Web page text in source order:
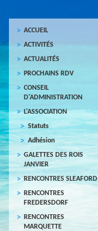
ACCUEIL
ACTIVITÉS
ACTUALITÉS
PROCHAINS RDV
CONSEIL
D'ADMINISTRATION
L'ASSOCIATION
Statuts
Adhésion
GALETTES DES ROIS
JANVIER
RENCONTRES SLEAFORD
RENCONTRES
FREDERSDORF
RENCONTRES
MARQUETTE